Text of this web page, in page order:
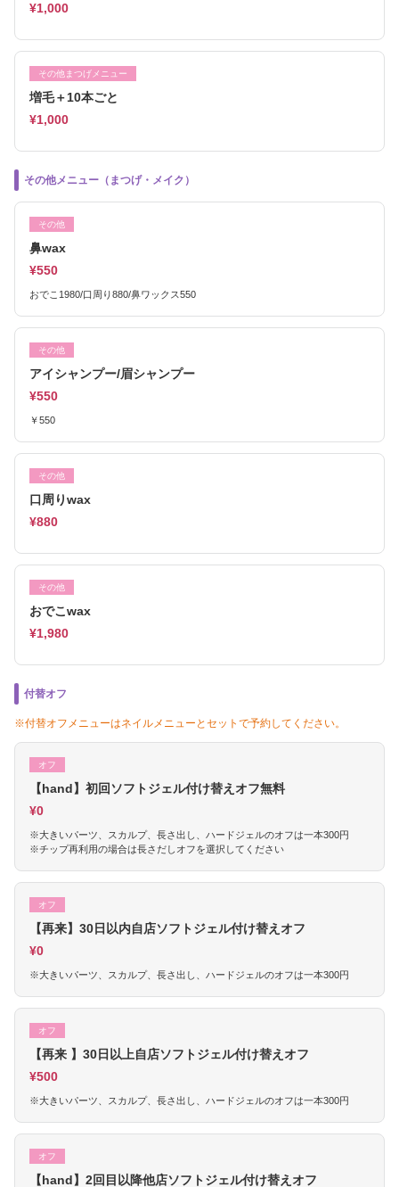
¥1,000
その他まつげメニュー
増毛＋10本ごと
¥1,000
その他メニュー（まつげ・メイク）
その他
鼻wax
¥550
おでこ1980/口周り880/鼻ワックス550
その他
アイシャンプー/眉シャンプー
¥550
￥550
その他
口周りwax
¥880
その他
おでこwax
¥1,980
付替オフ
※付替オフメニューはネイルメニューとセットで予約してください。
オフ
【hand】初回ソフトジェル付け替えオフ無料
¥0
※大きいパーツ、スカルプ、長さ出し、ハードジェルのオフは一本300円
※チップ再利用の場合は長さだしオフを選択してください
オフ
【再来】30日以内自店ソフトジェル付け替えオフ
¥0
※大きいパーツ、スカルプ、長さ出し、ハードジェルのオフは一本300円
オフ
【再来 】30日以上自店ソフトジェル付け替えオフ
¥500
※大きいパーツ、スカルプ、長さ出し、ハードジェルのオフは一本300円
オフ
【hand】2回目以降他店ソフトジェル付け替えオフ